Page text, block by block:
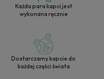
Każda para kapci jest
wykonana ręcznie
Dostarczamy kapcie do
każdej części świata